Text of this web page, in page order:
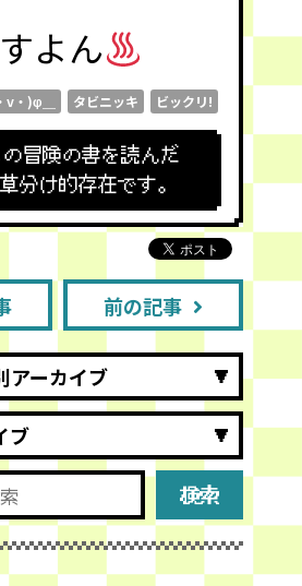
よん
v・)φ＿ タビニッキ ビックリ!
冒険の書を読んだ
分け的存在です。
前の記事